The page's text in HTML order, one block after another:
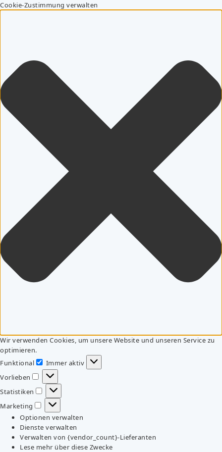
Cookie-Zustimmung verwalten
Wir verwenden Cookies, um unsere Website und unseren Service zu
optimieren.
Funktional
Funktional
Immer aktiv
Vorlieben
Vorlieben
Statistiken
Statistiken
Marketing
Marketing
Optionen verwalten
Dienste verwalten
Verwalten von {vendor_count}-Lieferanten
Lese mehr über diese Zwecke